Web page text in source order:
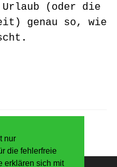
nur
die fehlerfreie
erklären sich mit
Urlaub (oder die
genau so, wie